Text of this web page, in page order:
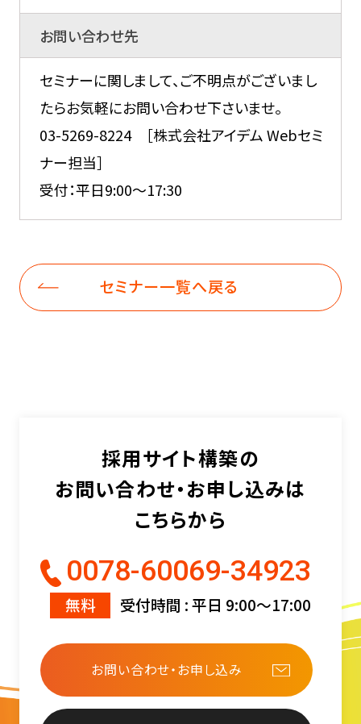
お問い合わせ先
セミナーに関しまして、ご不明点がございまし
たらお気軽にお問い合わせ下さいませ。
03-5269-8224 ［株式会社アイデム Webセミ
ナー担当］
受付：平日9:00～17:30
セミナー一覧へ戻る
採用サイト構築の
お問い合わせ・お申し込みは
こちらから
0078-60069-34923
無料 受付時間 : 平日 9:00〜17:00
お問い合わせ・お申し込み